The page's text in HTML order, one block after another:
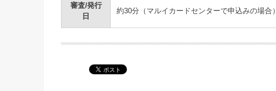
審査/発行
日
約30分（マルイカードセンターで申込みの場合）